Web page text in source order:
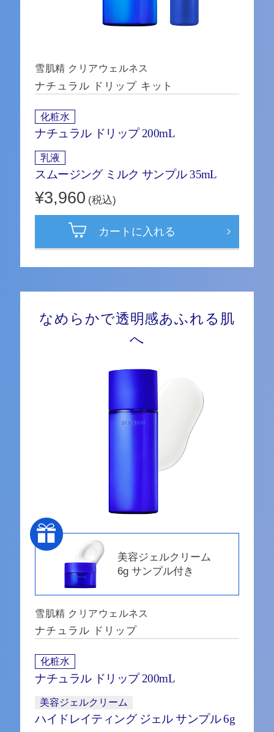
雪肌精 クリアウェルネス
ナチュラル ドリップ キット
化粧水
ナチュラル ドリップ 200mL
乳液
スムージング ミルク サンプル 35mL
¥3,960 (税込)
カートに入れる
なめらかで透明感あふれる肌
へ
美容ジェルクリーム
6g サンプル付き
雪肌精 クリアウェルネス
ナチュラル ドリップ
化粧水
ナチュラル ドリップ 200mL
美容ジェルクリーム
ハイドレイティング ジェル サンプル 6g